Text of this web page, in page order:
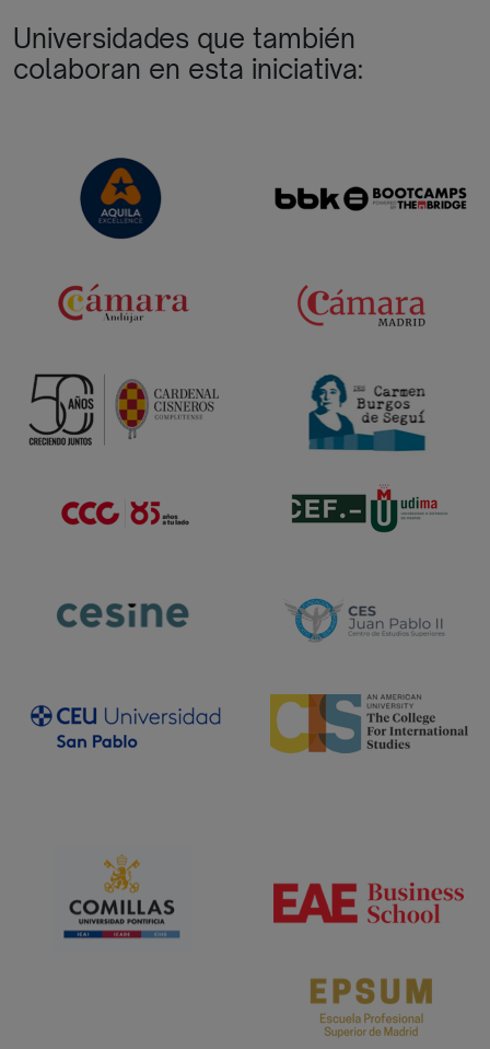
Universidades que también
colaboran en esta iniciativa: